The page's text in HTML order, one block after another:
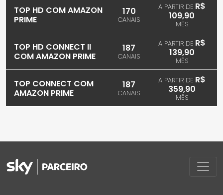
TOP HD COM AMAZON
PRIME
170
CANAIS
A PARTIR DE R$
109,90
MÊS
TOP HD CONNECT II
COM AMAZON PRIME
187
CANAIS
A PARTIR DE R$
139,90
MÊS
TOP CONNECT COM
AMAZON PRIME
187
CANAIS
A PARTIR DE R$
359,90
MÊS